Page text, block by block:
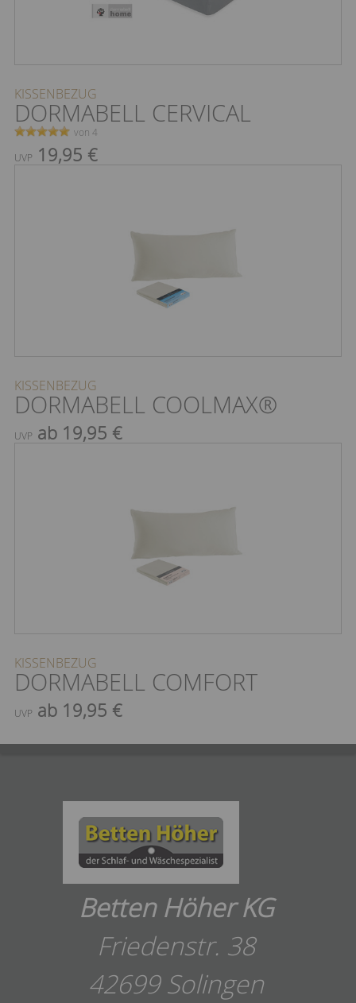
KISSENBEZUG
DORMABELL CERVICAL
von 4
UVP 19,95 €
KISSENBEZUG
DORMABELL COOLMAX®
UVP ab 19,95 €
KISSENBEZUG
DORMABELL COMFORT
UVP ab 19,95 €
Betten Höher KG
Friedenstr. 38
42699 Solingen